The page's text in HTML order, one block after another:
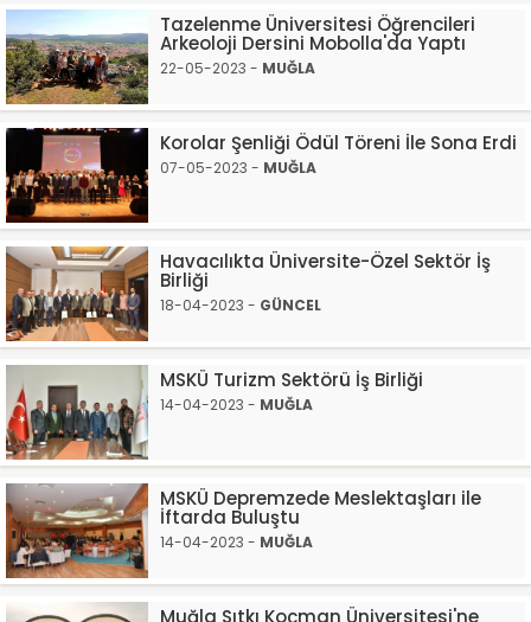
Tazelenme Üniversitesi Öğrencileri
Arkeoloji Dersini Mobolla'da Yaptı
22-05-2023 - MUĞLA
Korolar Şenliği Ödül Töreni İle Sona Erdi
07-05-2023 - MUĞLA
Havacılıkta Üniversite-Özel Sektör İş
Birliği
18-04-2023 - GÜNCEL
MSKÜ Turizm Sektörü İş Birliği
14-04-2023 - MUĞLA
MSKÜ Depremzede Meslektaşları ile
İftarda Buluştu
14-04-2023 - MUĞLA
Muğla Sıtkı Koçman Üniversitesi'ne